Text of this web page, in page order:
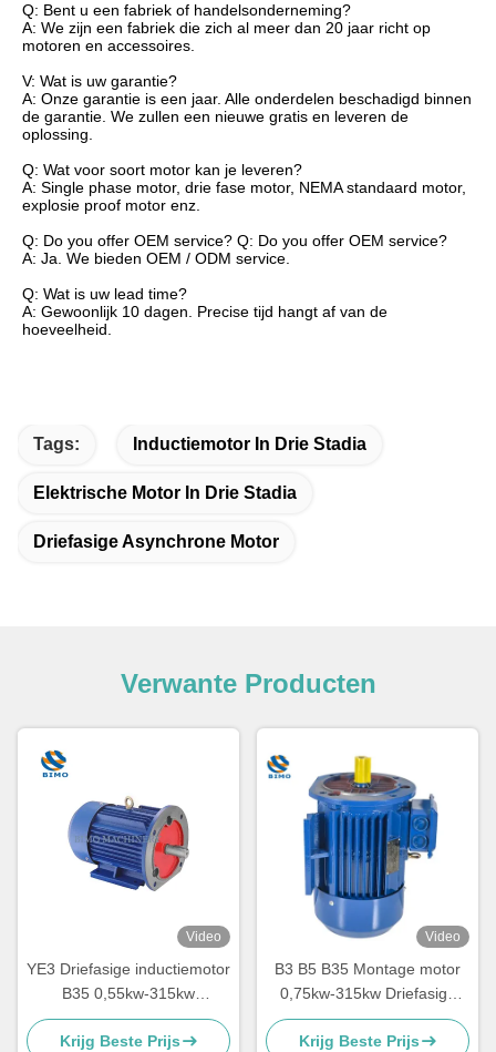
Q: Bent u een fabriek of handelsonderneming?
A: We zijn een fabriek die zich al meer dan 20 jaar richt op
motoren en accessoires.
V: Wat is uw garantie?
A: Onze garantie is een jaar. Alle onderdelen beschadigd binnen
de garantie. We zullen een nieuwe gratis en leveren de
oplossing.
Q: Wat voor soort motor kan je leveren?
A: Single phase motor, drie fase motor, NEMA standaard motor,
explosie proof motor enz.
Q: Do you offer OEM service? Q: Do you offer OEM service?
A: Ja. We bieden OEM / ODM service.
Q: Wat is uw lead time?
A: Gewoonlijk 10 dagen. Precise tijd hangt af van de
hoeveelheid.
Tags: Inductiemotor In Drie Stadia
Elektrische Motor In Drie Stadia
Driefasige Asynchrone Motor
Verwante Producten
Video
YE3 Driefasige inductiemotor
B35 0,55kw-315kw
waterpompmotor
Krijg Beste Prijs
Video
B3 B5 B35 Montage motor
0,75kw-315kw Driefasige
gietijzeren elektromotor
Krijg Beste Prijs